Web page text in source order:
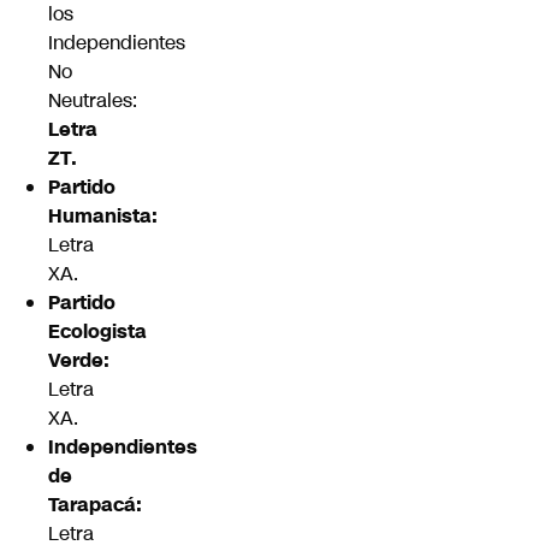
los
Independientes
No
Neutrales:
Letra
ZT.
Partido
Humanista:
Letra
XA.
Partido
Ecologista
Verde:
Letra
XA.
Independientes
de
Tarapacá:
Letra